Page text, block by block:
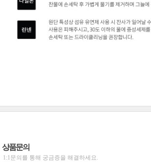
상품문의
1:1문의를 통해 궁금증을 해결하세요.